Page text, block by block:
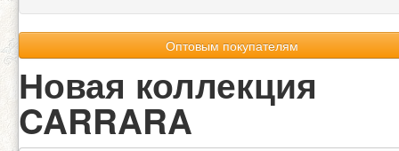
Оптовым покупателям
Новая коллекция
CARRARA